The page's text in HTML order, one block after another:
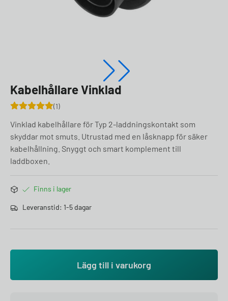
Kabelhållare Vinklad
1
Vinklad kabelhållare för Typ 2-laddningskontakt som
skyddar mot smuts. Utrustad med en låsknapp för säker
kabelhållning. Snyggt och smart komplement till
laddboxen.
Finns i lager
Leveranstid: 1-5 dagar
Lägg till i varukorg